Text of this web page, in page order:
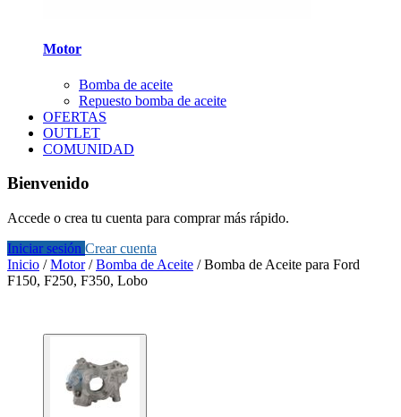
Motor
Bomba de aceite
Repuesto bomba de aceite
OFERTAS
OUTLET
COMUNIDAD
Bienvenido
Accede o crea tu cuenta para comprar más rápido.
Iniciar sesión Crear cuenta
Inicio /Motor/Bomba de Aceite /Bomba de Aceite para Ford
F150, F250, F350, Lobo